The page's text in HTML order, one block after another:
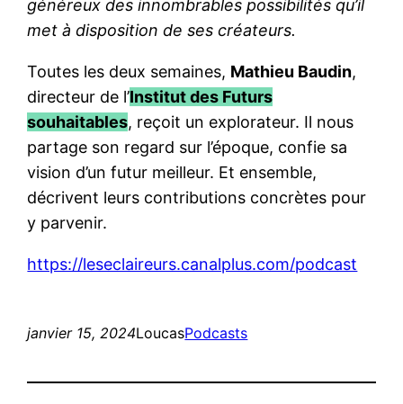
généreux des innombrables possibilités qu’il
met à disposition de ses créateurs.
Toutes les deux semaines, Mathieu Baudin,
directeur de l’Institut des Futurs
souhaitables, reçoit un explorateur. Il nous
partage son regard sur l’époque, confie sa
vision d’un futur meilleur. Et ensemble,
décrivent leurs contributions concrètes pour
y parvenir.
https://leseclaireurs.canalplus.com/podcast
janvier 15, 2024LoucasPodcasts